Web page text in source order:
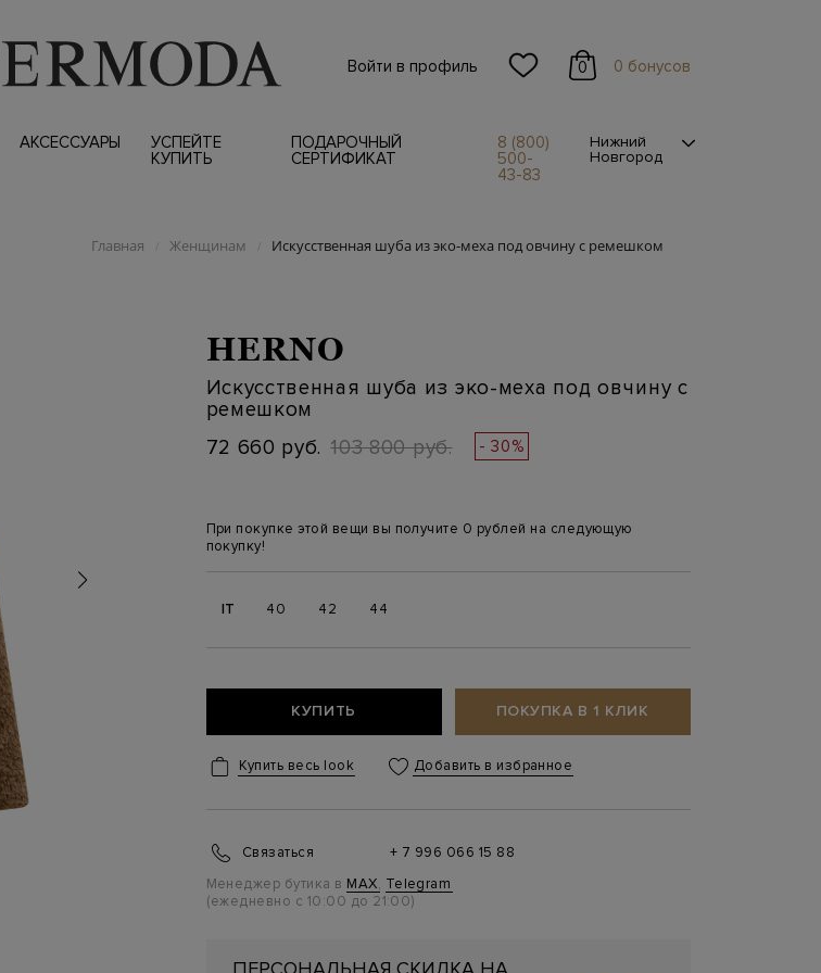
Войти в профиль 0 0 бонусов
АКСЕССУАРЫ
УСПЕЙТЕ
КУПИТЬ
ПОДАРОЧНЫЙ
СЕРТИФИКАТ
8 (800)
500-
43-83
Нижний
Новгород
Главная / Женщинам / Искусственная шуба из эко-меха под овчину с ремешком
HERNO
Искусственная шуба из эко-меха под овчину с
ремешком
72 660 руб. 103 800 руб. - 30%
При покупке этой вещи вы получите 0 рублей на следующую
покупку!
IT 40 42 44
КУПИТЬ ПОКУПКА В 1 КЛИК
Купить весь look Добавить в избранное
Связаться
+ 7 996 066 15 88
Менеджер бутика в MAX, Telegram
(ежедневно с 10:00 до 21:00)